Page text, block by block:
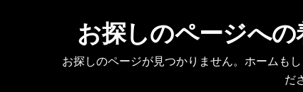
お探しのページへの
お探しのページが見つかりません。ホームも
だ